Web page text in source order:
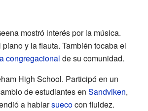
mostró interés por la música.
y la flauta. También tocaba el
congregacional de su comunidad.
High School. Participó en un
de estudiantes en Sandviken,
a hablarsuecocon fluidez.